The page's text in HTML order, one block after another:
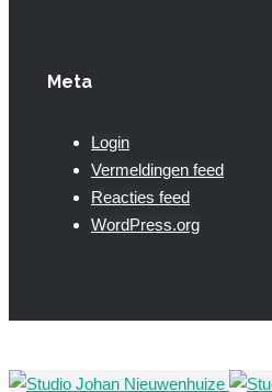
Meta
Login
Vermeldingen feed
Reacties feed
WordPress.org